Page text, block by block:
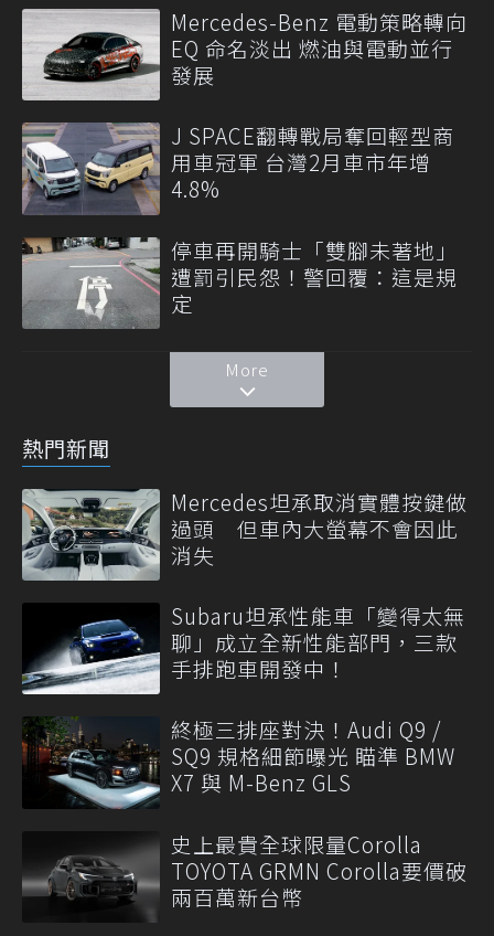
Mercedes-Benz 電動策略轉向
EQ 命名淡出 燃油與電動並行
發展
J SPACE翻轉戰局奪回輕型商
用車冠軍 台灣2月車市年增
4.8%
停車再開騎士「雙腳未著地」
遭罰引民怨！警回覆：這是規
定
More
熱門新聞
Mercedes坦承取消實體按鍵做
過頭 但車內大螢幕不會因此
消失
Subaru坦承性能車「變得太無
聊」成立全新性能部門，三款
手排跑車開發中！
終極三排座對決！Audi Q9 /
SQ9 規格細節曝光 瞄準 BMW
X7 與 M-Benz GLS
史上最貴全球限量Corolla
TOYOTA GRMN Corolla要價破
兩百萬新台幣